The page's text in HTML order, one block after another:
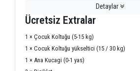
Detaylar
Ücretsiz Extralar
1 × Çocuk Koltuğu (5-15 kg)
1 × Cocuk Koltuğu yükseltici (15 / 30 kg)
1 × Ana Kucagi (0-1 yas)